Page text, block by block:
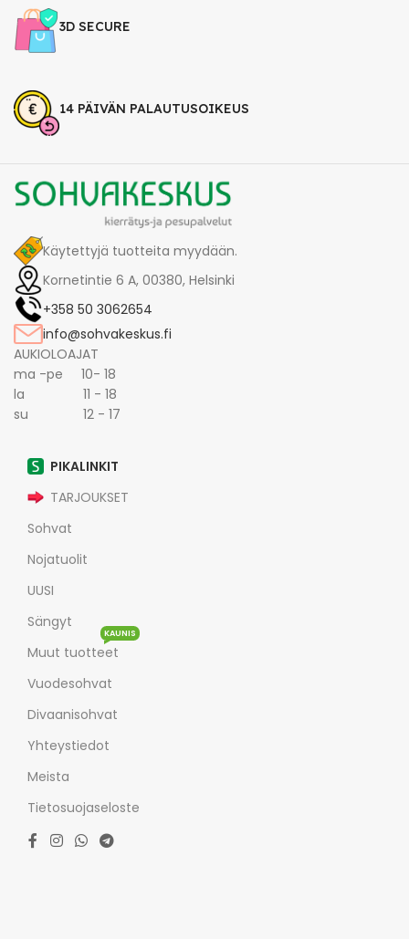
3D SECURE
14 PÄIVÄN PALAUTUSOIKEUS
Käytettyjä tuotteita myydään.
Kornetintie 6 A, 00380, Helsinki
+358 50 3062654
info@sohvakeskus.fi
AUKIOLOAJAT
ma -pe 10- 18
la 11 - 18
su 12 - 17
PIKALINKIT
TARJOUKSET
Sohvat
Nojatuolit
UUSI
Sängyt
Muut tuotteet
KAUNIS
Vuodesohvat
Divaanisohvat
Yhteystiedot
Meista
Tietosuojaseloste